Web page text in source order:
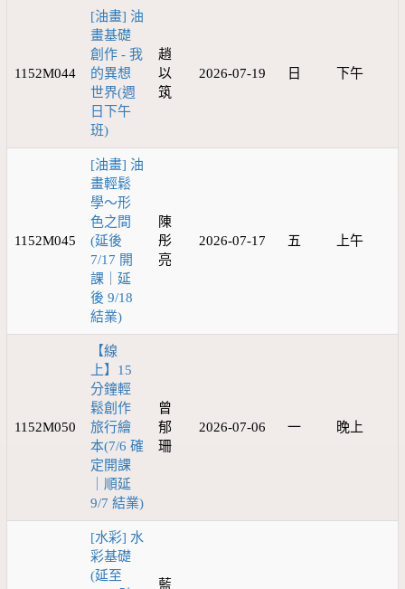
1152M044
[油畫] 油
畫基礎
創作 - 我
的異想
世界(週
日下午
班)
趙
以
筑
2026-07-19 日 下午
1152M045
[油畫] 油
畫輕鬆
學～形
色之間
(延後
7/17 開
課｜延
後 9/18
結業)
陳
彤
亮
2026-07-17 五 上午
1152M050
【線
上】15
分鐘輕
鬆創作
旅行繪
本(7/6 確
定開課
｜順延
9/7 結業)
曾
郁
珊
2026-07-06 一 晚上
[水彩] 水
彩基礎
(延至
藍